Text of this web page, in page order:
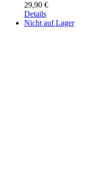
29,90 €
Details
Nicht auf Lager